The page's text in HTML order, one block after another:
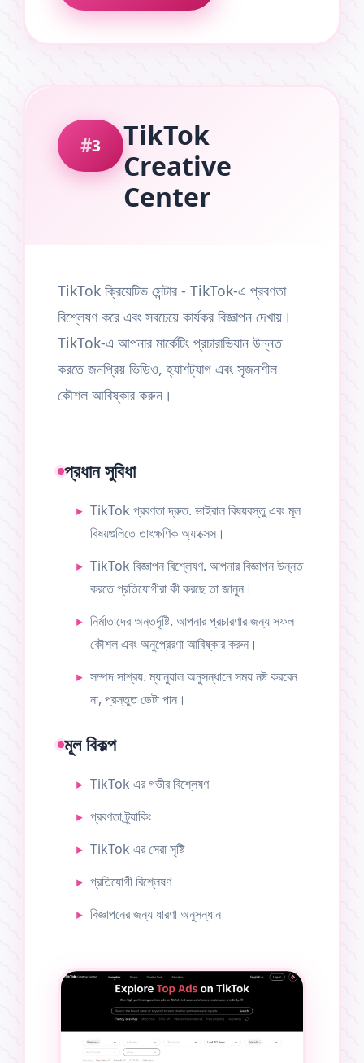
3
TikTok
Creative
Center
TikTok ক্রিয়েটিভ সেন্টার - TikTok-এ প্রবণতা
বিশ্লেষণ করে এবং সবচেয়ে কার্যকর বিজ্ঞাপন দেখায়।
TikTok-এ আপনার মার্কেটিং প্রচারাভিযান উন্নত
করতে জনপ্রিয় ভিডিও, হ্যাশট্যাগ এবং সৃজনশীল
কৌশল আবিষ্কার করুন।
প্রধান সুবিধা
TikTok প্রবণতা দ্রুত. ভাইরাল বিষয়বস্তু এবং মূল
বিষয়গুলিতে তাৎক্ষণিক অ্যাক্সেস।
TikTok বিজ্ঞাপন বিশ্লেষণ. আপনার বিজ্ঞাপন উন্নত
করতে প্রতিযোগীরা কী করছে তা জানুন।
নির্মাতাদের অন্তর্দৃষ্টি. আপনার প্রচারণার জন্য সফল
কৌশল এবং অনুপ্রেরণা আবিষ্কার করুন।
সম্পদ সাশ্রয়. ম্যানুয়াল অনুসন্ধানে সময় নষ্ট করবেন
না, প্রস্তুত ডেটা পান।
মূল বিকল্প
TikTok এর গভীর বিশ্লেষণ
প্রবণতা ট্র্যাকিং
TikTok এর সেরা সৃষ্টি
প্রতিযোগী বিশ্লেষণ
বিজ্ঞাপনের জন্য ধারণা অনুসন্ধান